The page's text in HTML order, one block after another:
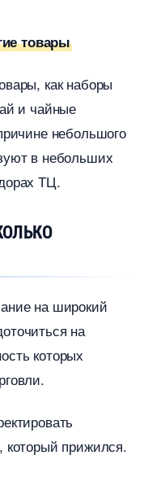
товары
как наборы
и чайные
небольшого
в небольших
ТЦ.
на широкий
на
которых
который прижился.